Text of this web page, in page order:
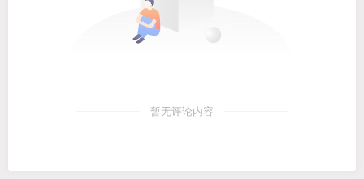
暂无评论内容